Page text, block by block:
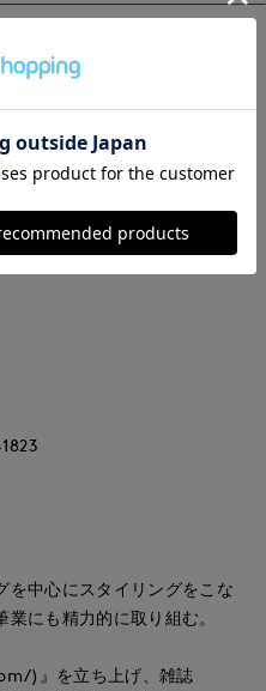
さや柔らかさは、ボトムスに
るような動きのあるシルエッ
では出せない、カシミヤ特有
も美しく表現することができ
いミモレ丈にもこだわりまし
を中心にスタイリングをこな
にも精力的に取り組む。
)』を立ち上げ、雑誌